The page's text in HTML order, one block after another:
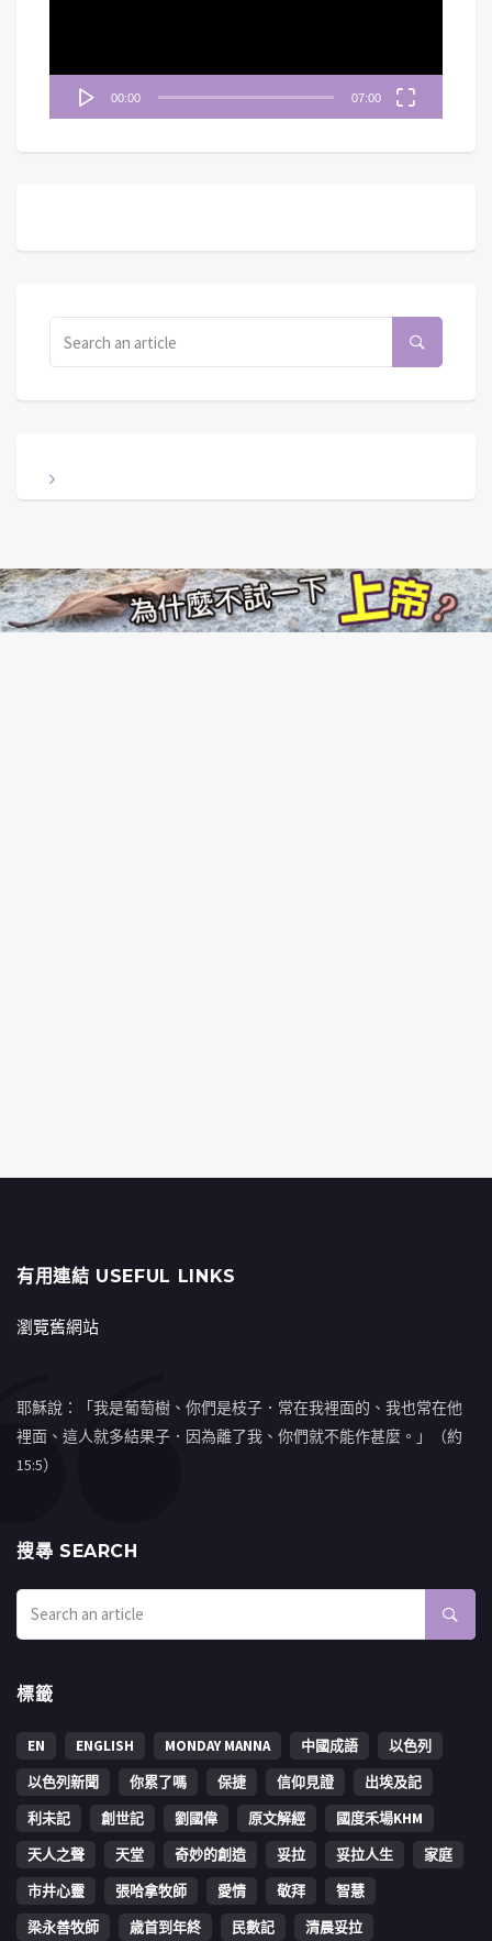
00:00 07:00
有用連結 USEFUL LINKS
瀏覽舊網站
耶穌說：「我是葡萄樹、你們是枝子．常在我裡面的、我也常在他
裡面、這人就多結果子．因為離了我、你們就不能作甚麼。」（約
15:5）
搜㝷 SEARCH
標籤
EN ENGLISH MONDAY MANNA 中國成語
以色列
以色列新聞
你累了嗎 保捷 信仰見證
出埃及記
利未記
創世記 劉國偉 原文解經
國度禾場KHM
天人之聲
天堂 奇妙的創造 妥拉 妥拉人生
家庭
市井心靈
張哈拿牧師 愛情 敬拜
智慧
梁永善牧師
歳首到年終 民數記 清晨妥拉